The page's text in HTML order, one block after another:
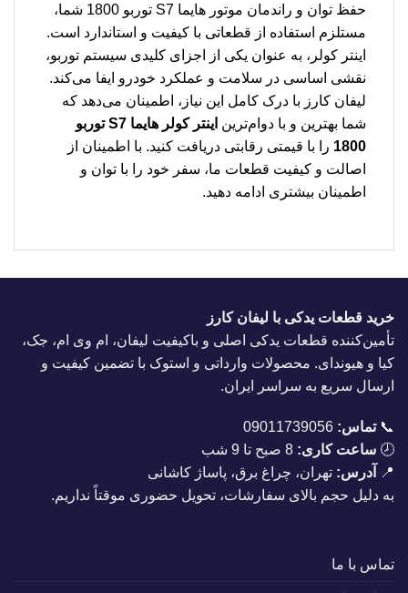
حفظ توان و راندمان موتور هایما S7 توربو 1800 شما،
مستلزم استفاده از قطعاتی با کیفیت و استاندارد است.
اینتر کولر، به عنوان یکی از اجزای کلیدی سیستم توربو،
نقشی اساسی در سلامت و عملکرد خودرو ایفا می‌کند.
لیفان کارز با درک کامل این نیاز، اطمینان می‌دهد که
شما بهترین و با دوام‌ترین
اینتر کولر هایما S7 توربو
1800 را با قیمتی رقابتی دریافت کنید. با اطمینان از
اصالت و کیفیت قطعات ما، سفر خود را با توان و
اطمینان بیشتری ادامه دهید.
خرید قطعات یدکی با لیفان کارز
تأمین‌کننده قطعات یدکی اصلی و باکیفیت لیفان، ام وی ام، جک،
کیا و هیوندای. محصولات وارداتی و استوک با تضمین کیفیت و
ارسال سریع به سراسر ایران.
📞تماس: 09011739056
🕗 ساعت کاری:
📍
آدرس: تهران، چراغ برق، پاساژ کاشانی
به دلیل حجم بالای سفارشات، تحویل حضوری موقتاً نداریم.
تماس با ما